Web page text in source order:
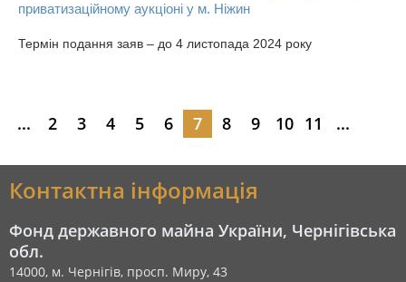
приватизаційному аукціоні у м. Ніжин
Термін подання заяв – до 4 листопада 2024 року
... 2 3 4 5 6 7 8 9 10 11 ...
Контактна інформація
Фонд державного майна України, Чернігівська
обл.
14000, м. Чернігів, просп. Миру, 43